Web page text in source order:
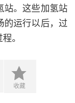
站。这些加氢站
的运行以后，过
。
收藏